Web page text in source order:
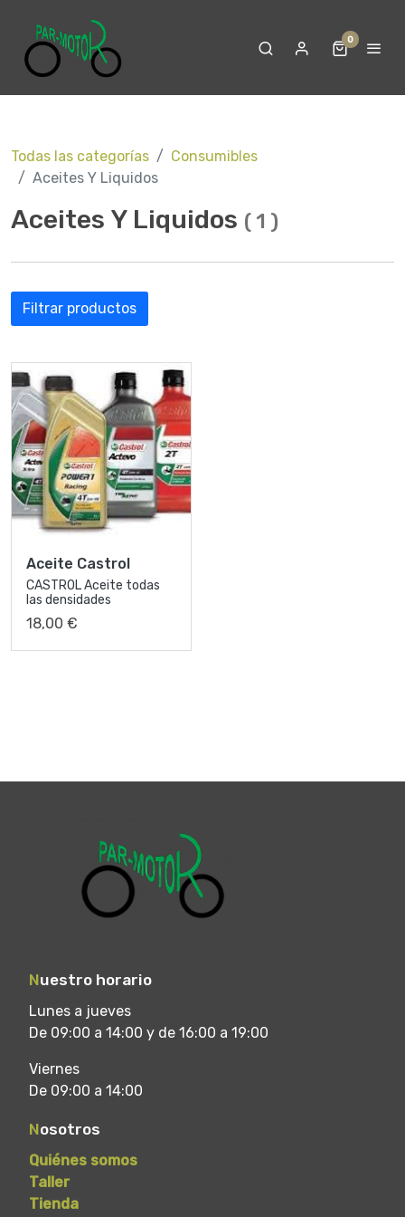
0
Todas las categorías
Consumibles
Aceites Y Liquidos
Aceites Y Liquidos (1 )
Filtrar productos
Aceite Castrol
CASTROL Aceite todas
las densidades
18,00 €
Nuestro horario
Lunes a jueves
De 09:00 a 14:00 y de 16:00 a 19:00
Viernes
De 09:00 a 14:00
Nosotros
Quiénes somos
Taller
Tienda